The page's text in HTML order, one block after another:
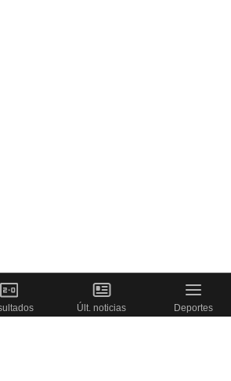
Últ. noticias Deportes